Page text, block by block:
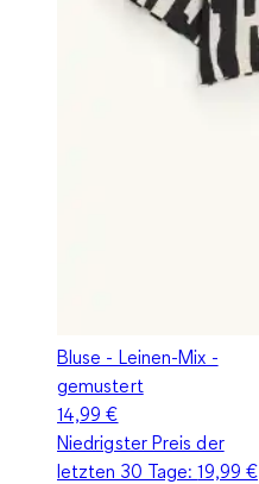
Bluse - Leinen-Mix -
gemustert
14,99 €
Niedrigster Preis der
letzten 30 Tage:19,99 €